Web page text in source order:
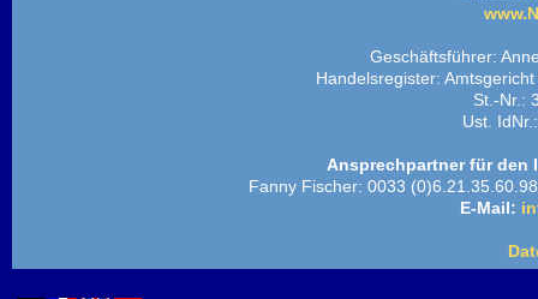
Geschäftsführer:
Handelsregister:
St.-Nr.:
Ust.
Ansprechpartner für den
Fanny Fischer: 0033
E-Mail: